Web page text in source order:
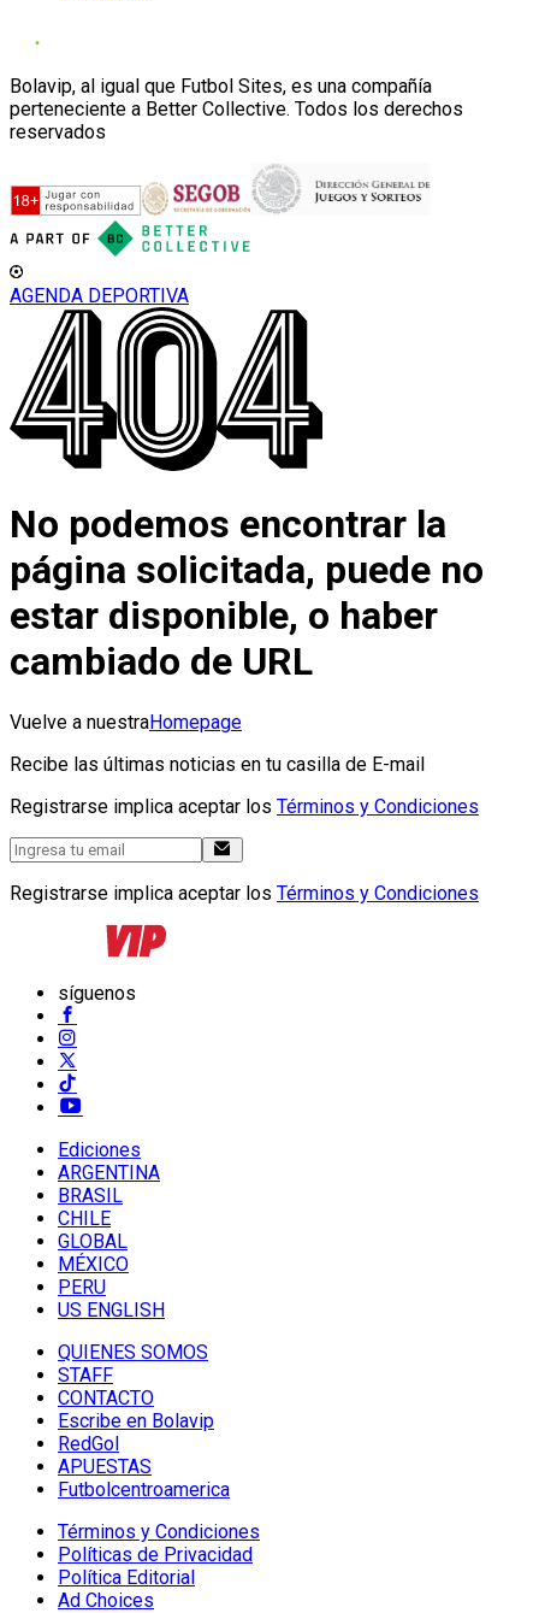
Bolavip, al igual que Futbol Sites, es una compañía
perteneciente a Better Collective. Todos los derechos
reservados
AGENDA DEPORTIVA
No podemos encontrar la
página solicitada, puede no
estar disponible, o haber
cambiado de URL
Vuelve a nuestraHomepage
Recibe las últimas noticias en tu casilla de E-mail
Registrarse implica aceptar los Términos y Condiciones
Registrarse implica aceptar los Términos y Condiciones
síguenos
Ediciones
ARGENTINA
BRASIL
CHILE
GLOBAL
MÉXICO
PERU
US ENGLISH
QUIENES SOMOS
STAFF
CONTACTO
Escribe en Bolavip
RedGol
APUESTAS
Futbolcentroamerica
Términos y Condiciones
Políticas de Privacidad
Política Editorial
Ad Choices